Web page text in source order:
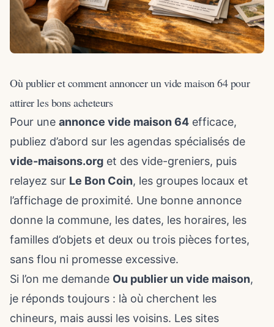
Où publier et comment annoncer un vide maison 64 pour
attirer les bons acheteurs
Pour une annonce vide maison 64 efficace,
publiez d’abord sur les agendas spécialisés de
vide-maisons.org et des vide-greniers, puis
relayez sur Le Bon Coin, les groupes locaux et
l’affichage de proximité. Une bonne annonce
donne la commune, les dates, les horaires, les
familles d’objets et deux ou trois pièces fortes,
sans flou ni promesse excessive.
Si l’on me demande Ou publier un vide maison,
je réponds toujours : là où cherchent les
chineurs, mais aussi les voisins. Les sites